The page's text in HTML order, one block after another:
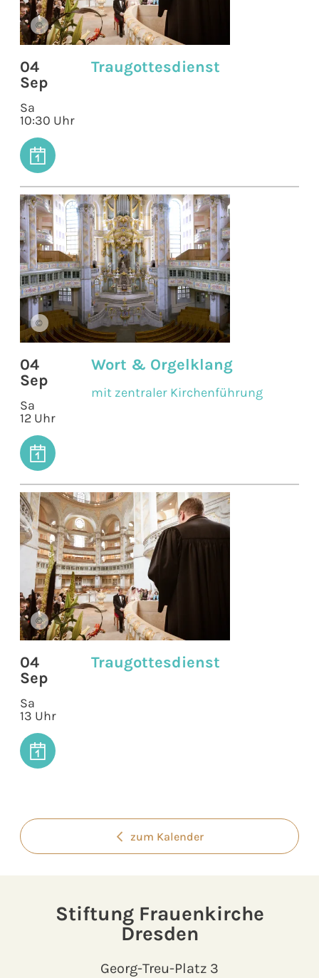
©
04
Sep
Sa
10:30 Uhr
Traugottesdienst
©
04
Sep
Sa
12 Uhr
Wort & Orgelklang
mit zentraler Kirchenführung
©
04
Sep
Sa
13 Uhr
Traugottesdienst
zum Kalender
Stiftung Frauenkirche
Dresden
Georg-Treu-Platz 3